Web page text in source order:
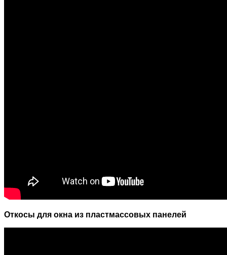
Откосы для окна из пластмассовых панелей